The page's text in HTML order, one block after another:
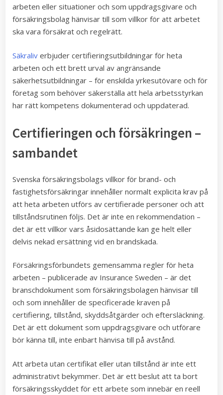
arbeten eller situationer och som uppdragsgivare och
försäkringsbolag hänvisar till som villkor för att arbetet
ska vara försäkrat och regelrätt.
Säkraliv erbjuder certifieringsutbildningar för heta
arbeten och ett brett urval av angränsande
säkerhetsutbildningar – för enskilda yrkesutövare och för
företag som behöver säkerställa att hela arbetsstyrkan
har rätt kompetens dokumenterad och uppdaterad.
Certifieringen och försäkringen –
sambandet
Svenska försäkringsbolags villkor för brand- och
fastighetsförsäkringar innehåller normalt explicita krav på
att heta arbeten utförs av certifierade personer och att
tillståndsrutinen följs. Det är inte en rekommendation –
det är ett villkor vars åsidosättande kan ge helt eller
delvis nekad ersättning vid en brandskada.
Försäkringsförbundets gemensamma regler för heta
arbeten – publicerade av Insurance Sweden – är det
branschdokument som försäkringsbolagen hänvisar till
och som innehåller de specificerade kraven på
certifiering, tillstånd, skyddsåtgärder och eftersläckning.
Det är ett dokument som uppdragsgivare och utförare
bör känna till, inte enbart hänvisa till på avstånd.
Att arbeta utan certifikat eller utan tillstånd är inte ett
administrativt bekymmer. Det är ett beslut att ta bort
försäkringsskyddet för ett arbete som innebär en reell